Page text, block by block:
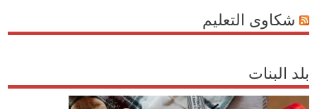
شكاوى التعليم
بلد البنات